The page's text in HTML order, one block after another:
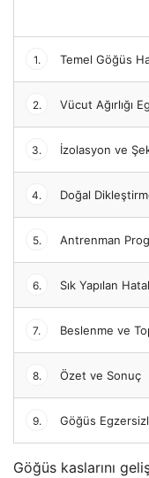
1. Temel Göğüs
2. Vücut Ağırlığı
3. İzolasyon ve
4. Doğal
5. Antrenman
6. Sık Yapılan
7. Beslenme ve
8. Özet ve Sonuç
9. Göğüs
Göğüs kaslarını